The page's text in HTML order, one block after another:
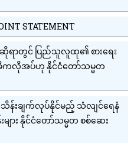
STATEMENT
ရာတွင် ပြည်သူလူထု၏ စားရေး
ဓိကလိုအပ်ဟု နိုင်ငံတော်သမ္မတ
သိန်းချက်လုပ်နိုင်မည့် သံလျင်ရေနံ
ား နိုင်ငံတော်သမ္မတ စစ်ဆေး